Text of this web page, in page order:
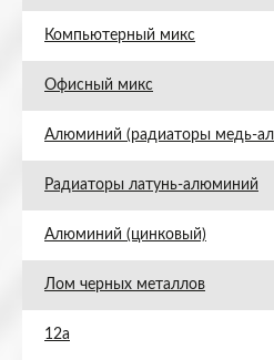
Компьютерный микс
Офисный микс
Алюминий (радиаторы медь-
Радиаторы латунь-алюминий
Алюминий (цинковый)
Лом черных металлов
12а